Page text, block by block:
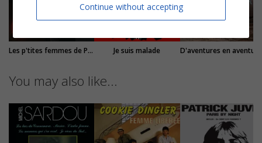
Les p'tites femmes de Pigalle Je suis malade D'aventures en
You may also like...
Continue without accepting